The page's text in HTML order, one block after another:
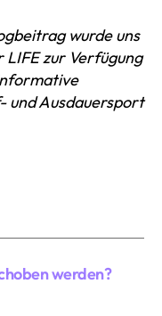
wurde uns
LIFE zur Verfügung
und Ausdauersport
werden?